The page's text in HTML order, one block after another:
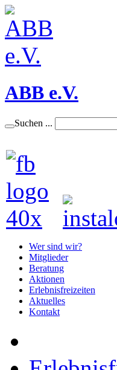
ABB e.V.
Suchen ...
Wer sind wir?
Mitglieder
Beratung
Aktionen
Erlebnisfreizeiten
Aktuelles
Kontakt